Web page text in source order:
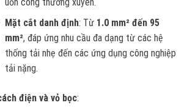
Mặt cắt danh định: Từ 1.0 mm² đến 95
mm², đáp ứng nhu cầu đa dạng từ các hệ
thống tải nhẹ đến các ứng dụng công nghiệp
tải nặng.
điện và vỏ bọc: